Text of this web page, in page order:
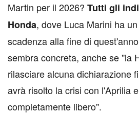
Martin per il 2026? Tutti gli
Honda, dove Luca Marini ha
scadenza alla fine di
sembra concreta, anche se "la
rilasciare alcuna dichiarazione
avrà risolto la crisi con l'Aprilia
completamente libero".